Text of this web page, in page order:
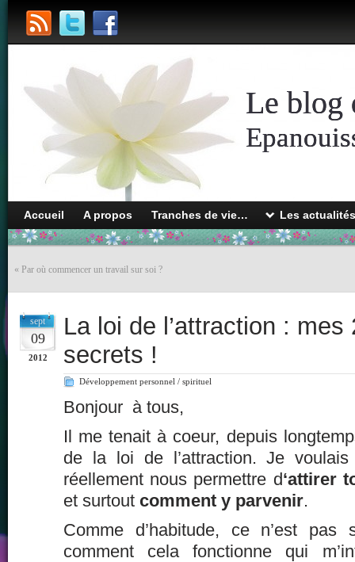
Le blog
Accueil A propos Tranches de vie… Les
« Par où commencer un travail sur soi ?
sept
09
2012
La loi de l’attraction : mes
secrets !
Développement personnel / spirituel
Bonjour à tous,
Il me tenait à coeur, depuis
de la loi de l’attraction. Je
réellement nous permettre d‘attirer
et surtout comment y parvenir.
Comme d’habitude, ce n’est pas
comment cela fonctionne qui